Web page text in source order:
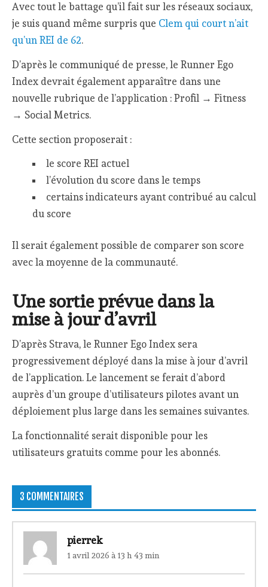
Avec tout le battage qu’il fait sur les réseaux sociaux,
je suis quand même surpris que Clem qui court n’ait
qu’un REI de 62.
D’après le communiqué de presse, le Runner Ego
Index devrait également apparaître dans une
nouvelle rubrique de l’application : Profil → Fitness
→ Social Metrics.
Cette section proposerait :
le score REI actuel
l’évolution du score dans le temps
certains indicateurs ayant contribué au calcul
du score
Il serait également possible de comparer son score
avec la moyenne de la communauté.
Une sortie prévue dans la
mise à jour d’avril
D’après Strava, le Runner Ego Index sera
progressivement déployé dans la mise à jour d’avril
de l’application. Le lancement se ferait d’abord
auprès d’un groupe d’utilisateurs pilotes avant un
déploiement plus large dans les semaines suivantes.
La fonctionnalité serait disponible pour les
utilisateurs gratuits comme pour les abonnés.
3 COMMENTAIRES
pierrek
1 avril 2026 à 13 h 43 min